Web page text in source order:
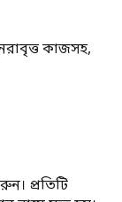
কাজসহ,
প্রতিটি